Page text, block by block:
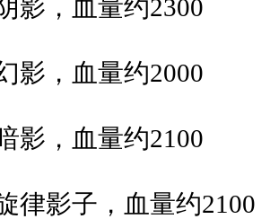
影，血量约2300
影，血量约2000
影，血量约2100
律影子，血量约2100